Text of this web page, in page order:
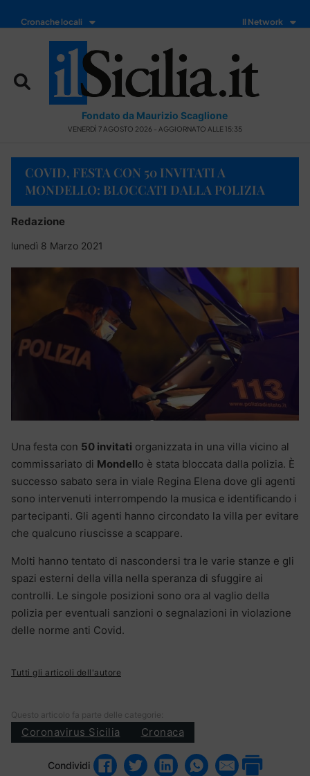
Cronache locali Il Network
Fondato da Maurizio Scaglione
VENERDÌ 7 AGOSTO 2026 - AGGIORNATO ALLE 15:35
COVID, FESTA CON 50 INVITATI A
MONDELLO: BLOCCATI DALLA POLIZIA
Redazione
lunedì 8 Marzo 2021
Una festa con 50 invitati organizzata in una villa vicino al
commissariato di Mondello è stata bloccata dalla polizia. È
successo sabato sera in viale Regina Elena dove gli agenti
sono intervenuti interrompendo la musica e identificando i
partecipanti. Gli agenti hanno circondato la villa per evitare
che qualcuno riuscisse a scappare.
Molti hanno tentato di nascondersi tra le varie stanze e gli
spazi esterni della villa nella speranza di sfuggire ai
controlli. Le singole posizioni sono ora al vaglio della
polizia per eventuali sanzioni o segnalazioni in violazione
delle norme anti Covid.
Tutti gli articoli dell'autore
Questo articolo fa parte delle categorie:
Coronavirus Sicilia Cronaca
Condividi